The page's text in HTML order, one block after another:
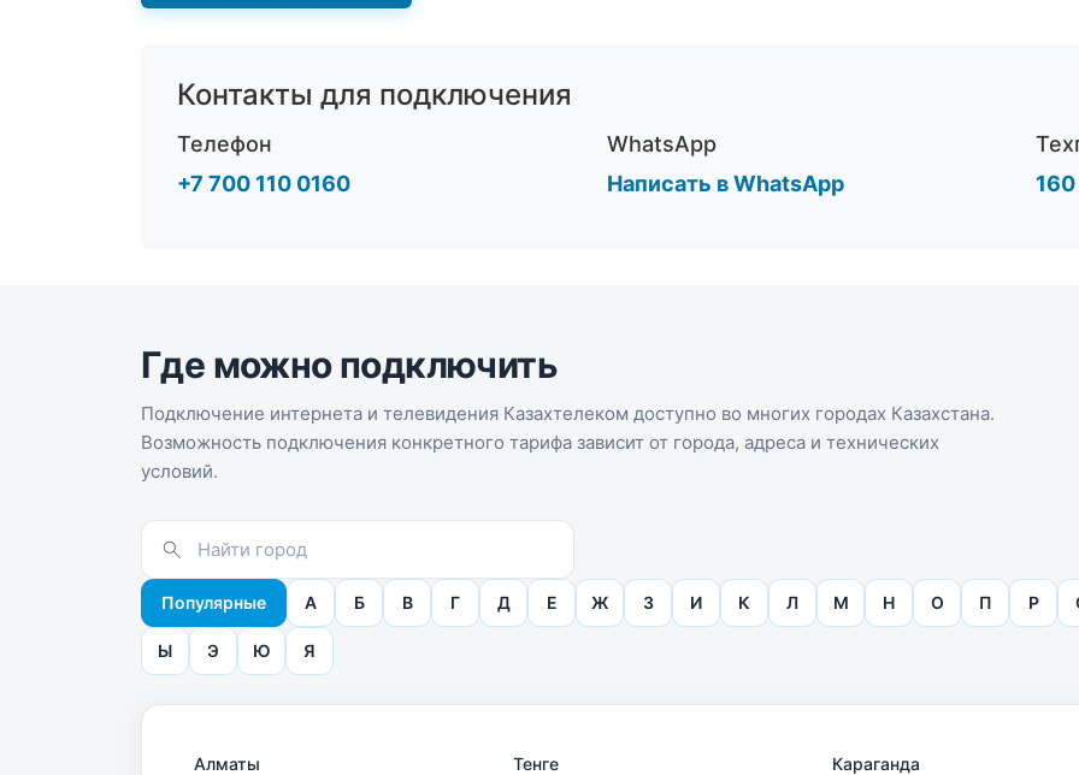
Контакты для подключения
Телефон
+7 700 110 0160
WhatsApp
Написать в WhatsApp
160
Где можно подключить
Подключение интернета и телевидения Казахтелеком доступно во многих городах Казахстана.
Возможность подключения конкретного тарифа зависит от города, адреса и технических
условий.
Популярные А Б В Г Д Е Ж З И К Л М Н О П Р
Ы Э Ю Я
Алматы Тенге Караганда